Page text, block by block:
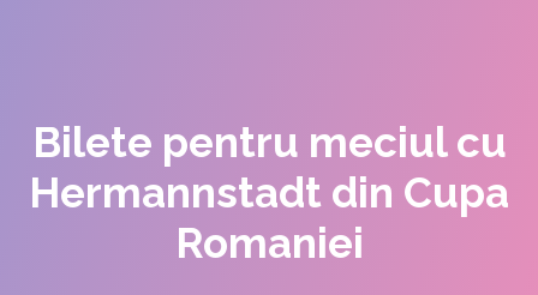
Bilete pentru meciul cu
Hermannstadt din Cupa
Romaniei